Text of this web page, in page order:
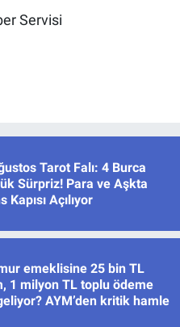
Servisi
Tarot Falı: 4 Burca
Sürpriz! Para ve Aşkta
Kapısı Açılıyor
emeklisine 25 bin TL
1 milyon TL toplu ödeme
AYM’den kritik hamle